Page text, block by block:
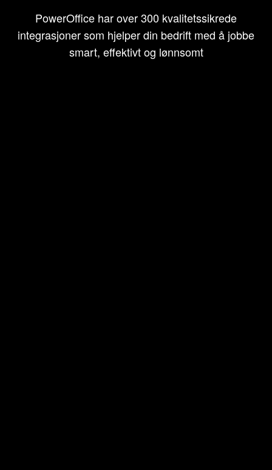
PowerOffice har over 300 kvalitetssikrede
integrasjoner som hjelper din bedrift med å jobbe
smart, effektivt og lønnsomt